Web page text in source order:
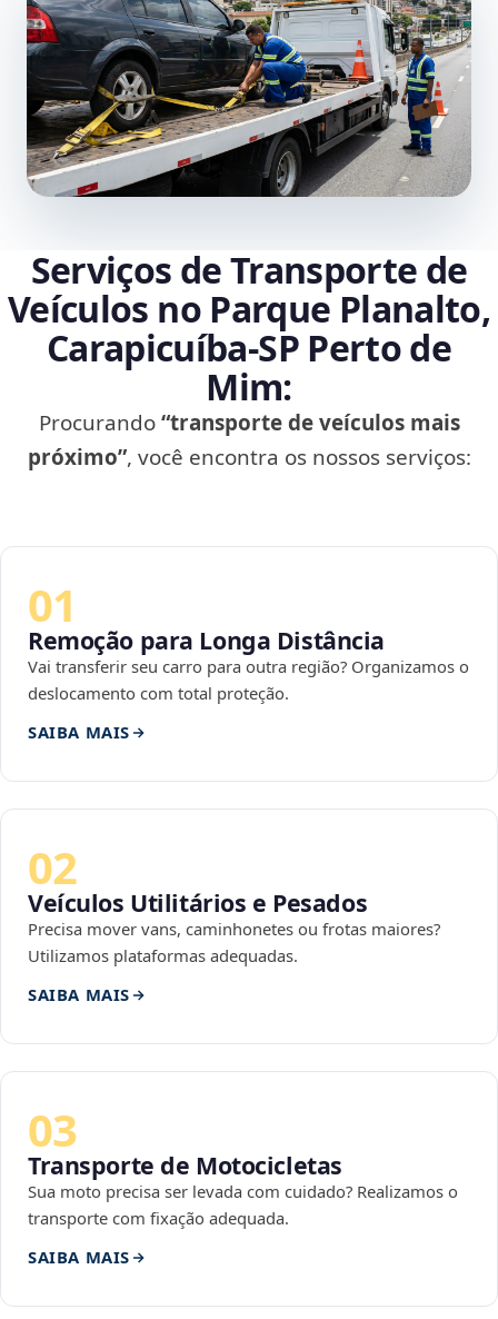
Serviços de Transporte de
Veículos no Parque Planalto,
Carapicuíba‑SP Perto de
Mim:
Procurando“transporte de veículos mais
próximo”, você encontra os nossos serviços:
01
Remoção para Longa Distância
Vai transferir seu carro para outra região? Organizamos o
deslocamento com total proteção.
SAIBA MAIS
02
Veículos Utilitários e Pesados
Precisa mover vans, caminhonetes ou frotas maiores?
Utilizamos plataformas adequadas.
SAIBA MAIS
03
Transporte de Motocicletas
Sua moto precisa ser levada com cuidado? Realizamos o
transporte com fixação adequada.
SAIBA MAIS